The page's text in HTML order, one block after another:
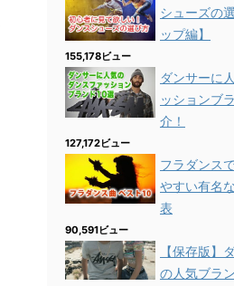
シューズの
ップ編】
155,178ビュー
ダンサーに
ッションブ
介！
127,172ビュー
フラダンス
やすい有名
表
90,591ビュー
【保存版】
の人気ブラ